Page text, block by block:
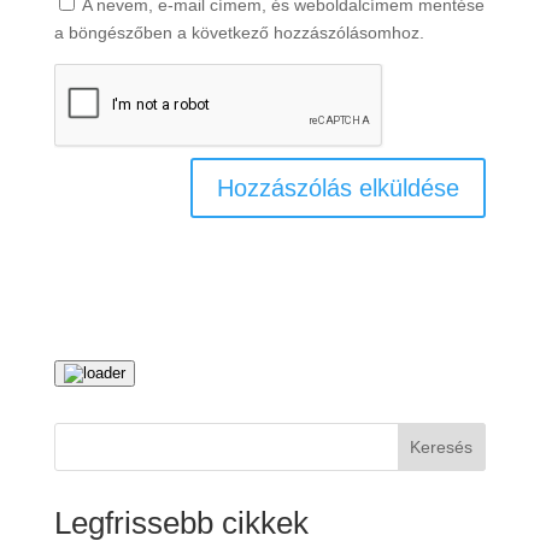
A nevem, e-mail címem, és weboldalcímem mentése
a böngészőben a következő hozzászólásomhoz.
Keresés
Legfrissebb cikkek